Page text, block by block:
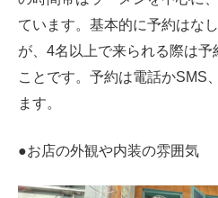
ています。基本的に予約はな
が、4名以上で来られる際は
ことです。予約は電話かSMS
ます。
●お店の外観や内装の雰囲気